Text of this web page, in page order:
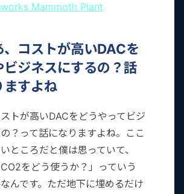
Mammoth Plant
、コストが高いDACを
ビジネスにするの？話
ますよね
トが高いDACをどうやってビジ
？って話になりますよね。ここ
ところだと僕は思っていて、
CO2をどう使うか？」っていう
んです。ただ地下に埋めるだけ